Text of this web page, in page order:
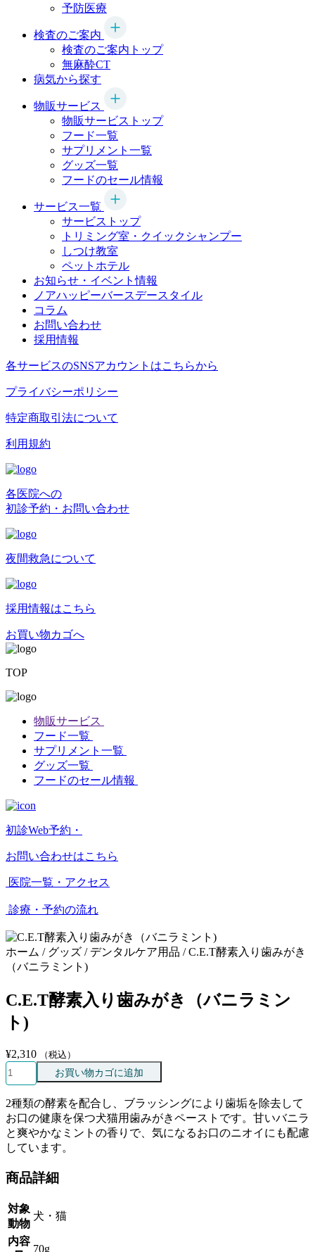
予防医療
検査のご案内
検査のご案内トップ
無麻酔CT
病気から探す
物販サービス
物販サービストップ
フード一覧
サプリメント一覧
グッズ一覧
フードのセール情報
サービス一覧
サービストップ
トリミング室・クイックシャンプー
しつけ教室
ペットホテル
お知らせ・イベント情報
ノアハッピーバースデースタイル
コラム
お問い合わせ
採用情報
各サービスのSNSアカウントはこちらから
プライバシーポリシー
特定商取引法について
利用規約
各医院への
初診予約・お問い合わせ
夜間救急について
採用情報はこちら
お買い物カゴへ
TOP
物販サービス
フード一覧
サプリメント一覧
グッズ一覧
フードのセール情報
初診Web予約・
お問い合わせはこちら
医院一覧・アクセス
診療・予約の流れ
ホーム / グッズ / デンタルケア用品 / C.E.T酵素入り歯みがき
（バニラミント)
C.E.T酵素入り歯みがき（バニラミン
ト)
¥2,310 （税込）
C.E.T
酵
入
り
歯
み
が
き
ニ
ラ
ミ
お買い物カゴに追加
2種類の酵素を配合し、ブラッシングにより歯垢を除去して
お口の健康を保つ犬猫用歯みがきペーストです。甘いバニラ
と爽やかなミントの香りで、気になるお口のニオイにも配慮
しています。
商品詳細
対象
動物
犬・猫
内容
70g